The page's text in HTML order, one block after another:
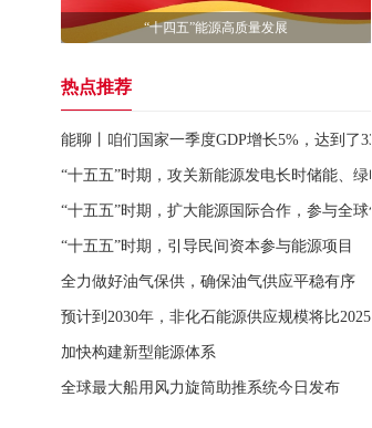
“十四五”能源高质量发展
热点推荐
能聊丨咱们国家一季度GDP增长5%，达到了
“十五五”时期，攻关新能源发电长时储能、
“十五五”时期，扩大能源国际合作，参与全
“十五五”时期，引导民间资本参与能源项目
全力做好油气保供，确保油气供应平稳有序
预计到2030年，非化石能源供应规模将比
加快构建新型能源体系
全球最大船用风力旋筒助推系统今日发布